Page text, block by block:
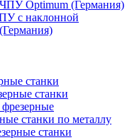
Optimum (Германия)
с наклонной
станки
станки
станки по металлу
станки